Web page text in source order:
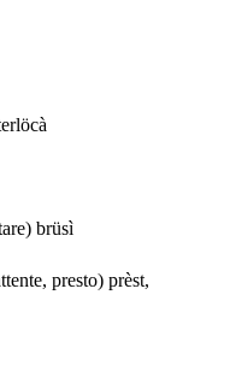
brüsì
presto) prèst,